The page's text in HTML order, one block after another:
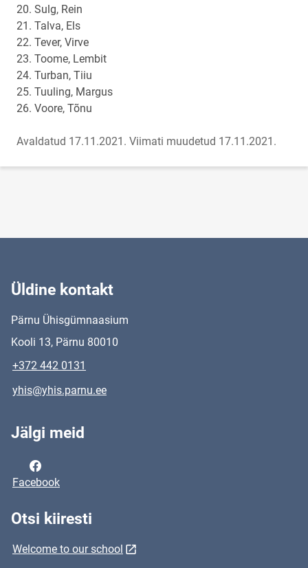
20. Sulg, Rein
21. Talva, Els
22. Tever, Virve
23. Toome, Lembit
24. Turban, Tiiu
25. Tuuling, Margus
26. Voore, Tõnu
Avaldatud 17.11.2021. Viimati muudetud 17.11.2021.
Üldine kontakt
Pärnu Ühisgümnaasium
Kooli 13, Pärnu 80010
+372 442 0131
yhis@yhis.parnu.ee
Jälgi meid
Facebook
Otsi kiiresti
Welcome to our school